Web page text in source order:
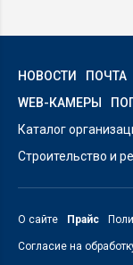
НОВОСТИ ПОЧТА
WEB-КАМЕРЫ
Каталог
Строительство и
О сайте Прайс
Согласие на